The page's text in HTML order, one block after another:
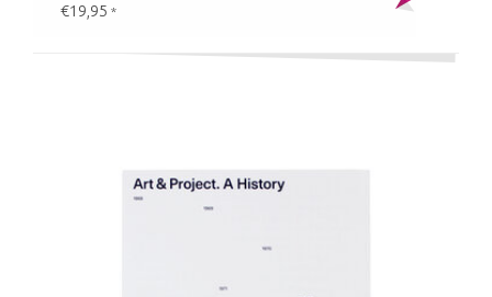
€19,95 *